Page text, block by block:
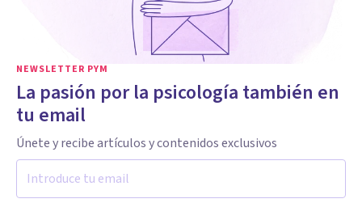
NEWSLETTER PYM
La pasión por la psicología también en
tu email
Únete y recibe artículos y contenidos exclusivos